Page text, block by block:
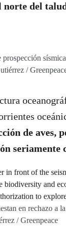
norte del
/
de aves,
en rechazo a
/ Greenpeace